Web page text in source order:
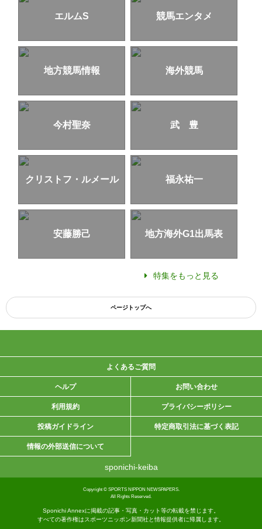
エルムS 競馬エンタメ
地方競馬情報 海外競馬
今村聖奈 武 豊
クリストフ・ルメール 福永祐一
安藤勝己 地方海外G1出馬表
特集をもっと見る
ページトップへ
よくあるご質問
ヘルプ お問い合わせ
利用規約 プライバシーポリシー
投稿ガイドライン 特定商取引法に基づく表記
情報の外部送信について
sponichi-keiba
Copyright © SPORTS NIPPON NEWSPAPERS.
All Rights Reserved.
Sponichi Annexに掲載の記事・写真・カット等の転載を禁じます。
すべての著作権はスポーツニッポン新聞社と情報提供者に帰属します。